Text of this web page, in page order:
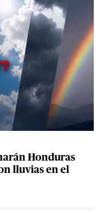
Honduras
lluvias en el